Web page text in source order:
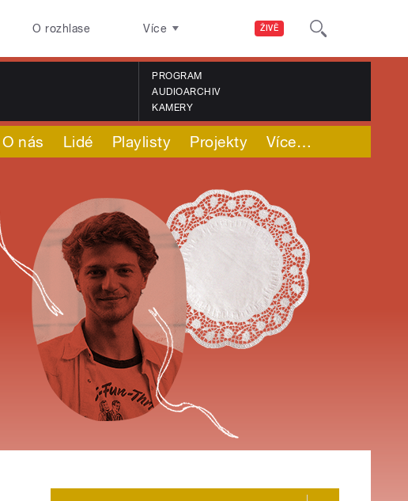
ŽIVĚ
O rozhlase Více
PROGRAM
AUDIOARCHIV
KAMERY
O nás Lidé Playlisty Projekty Více…